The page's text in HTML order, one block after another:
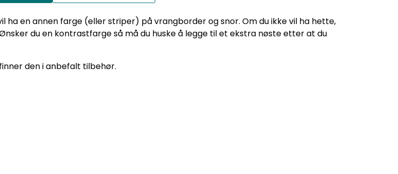
ha en annen farge (eller striper) på vrangborder og snor. Om du ikke vil ha hette,
du en kontrastfarge så må du huske å legge til et ekstra nøste etter at du
den i anbefalt tilbehør.